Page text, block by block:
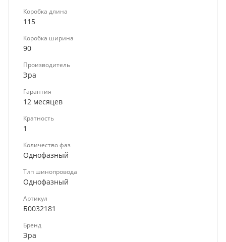
Коробка длина
115
Коробка ширина
90
Производитель
Эра
Гарантия
12 месяцев
Кратность
1
Количество фаз
Однофазный
Тип шинопровода
Однофазный
Артикул
Б0032181
Бренд
Эра